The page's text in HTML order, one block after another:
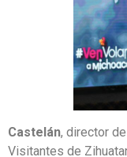
Castelán, director
Visitantes de